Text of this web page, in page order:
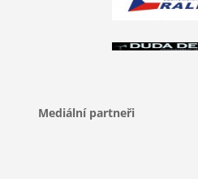
Mediální partneři